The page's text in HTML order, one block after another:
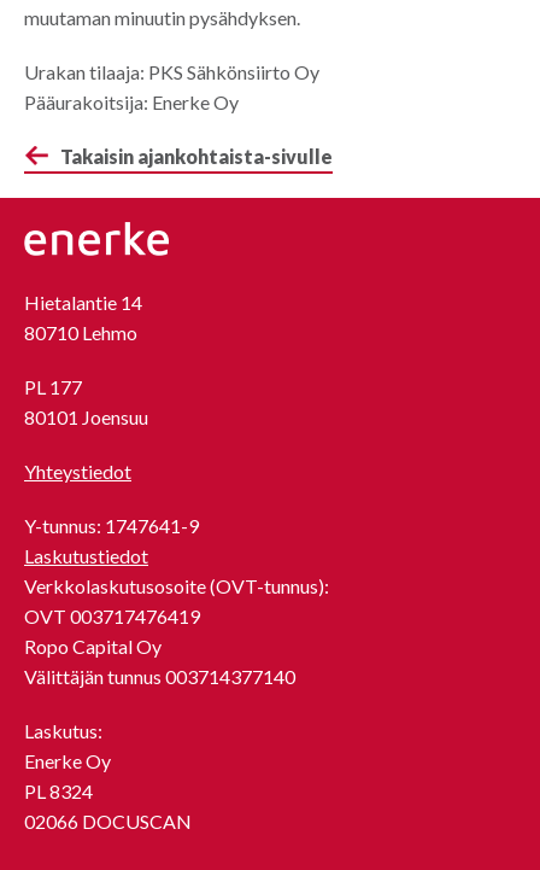
muutaman minuutin pysähdyksen.
Urakan tilaaja: PKS Sähkönsiirto Oy
Pääurakoitsija: Enerke Oy
Takaisin ajankohtaista-sivulle
Hietalantie 14
80710 Lehmo
PL 177
80101 Joensuu
Yhteystiedot
Y-tunnus: 1747641-9
Laskutustiedot
Verkkolaskutusosoite (OVT-tunnus):
OVT 003717476419
Ropo Capital Oy
Välittäjän tunnus 003714377140
Laskutus:
Enerke Oy
PL 8324
02066 DOCUSCAN